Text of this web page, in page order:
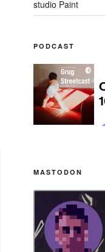
studio Paint
PODCAST
MASTODON